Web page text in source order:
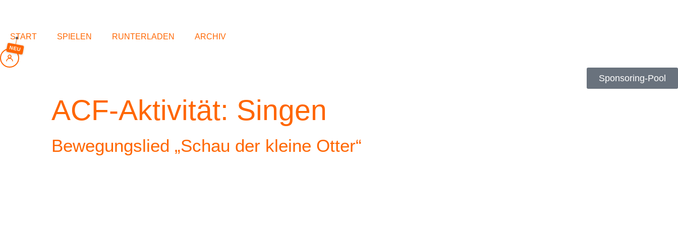
START SPIELEN RUNTERLADEN ARCHIV
NEU
Sponsoring-Pool
ACF-Aktivität: Singen
Bewegungslied „Schau der kleine Otter“